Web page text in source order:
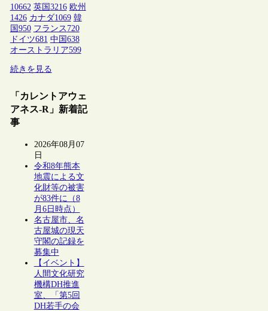
10662 英国 3216 欧州
1426 カナダ1069 韓
国 950 フランス 720
ドイツ681 中国 638
オーストラリア599
続きを見る
「カレントアウェ
アネス-R」新着記
事
2026年08月07
日
令和8年熊本
地震による文
化財等の被害
が83件に（8
月6日時点）
名古屋市、名
古屋城の現天
守閣の記録を
募集中
【イベント】
人間文化研究
機構DH推進
室、「第5回
DH若手の会